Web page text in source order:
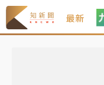
最新